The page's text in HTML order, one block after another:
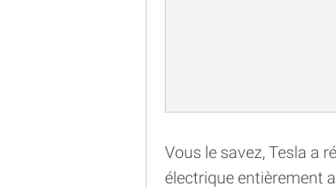
Vous le savez, Tesla a
électrique entièrement